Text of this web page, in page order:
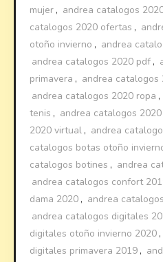
mujer , andrea catalogos
catalogos 2020 ofertas ,
otoño invierno , andrea
andrea catalogos 2020 pdf ,
primavera , andrea catalogos
andrea catalogos 2020 ropa ,
tenis , andrea catalogos
2020 virtual , andrea
catalogos botas otoño
catalogos botines , andrea
andrea catalogos confort
dama 2020 , andrea
andrea catalogos digitales
digitales otoño invierno 2020 ,
digitales primavera 2019 ,